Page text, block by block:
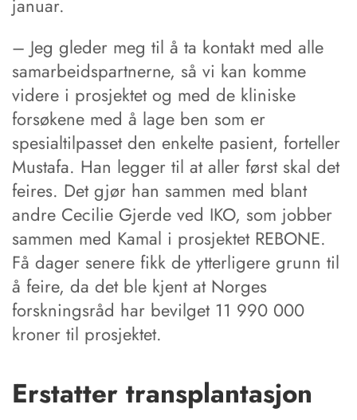
januar.
– Jeg gleder meg til å ta kontakt med alle
samarbeidspartnerne, så vi kan komme
videre i prosjektet og med de kliniske
forsøkene med å lage ben som er
spesialtilpasset den enkelte pasient, forteller
Mustafa. Han legger til at aller først skal det
feires. Det gjør han sammen med blant
andre Cecilie Gjerde ved IKO, som jobber
sammen med Kamal i prosjektet REBONE.
Få dager senere fikk de ytterligere grunn til
å feire, da det ble kjent at Norges
forskningsråd har bevilget 11 990 000
kroner til prosjektet.
Erstatter transplantasjon